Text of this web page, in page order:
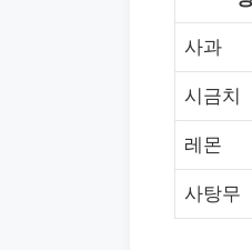
사과
시금치
레몬
사탕무